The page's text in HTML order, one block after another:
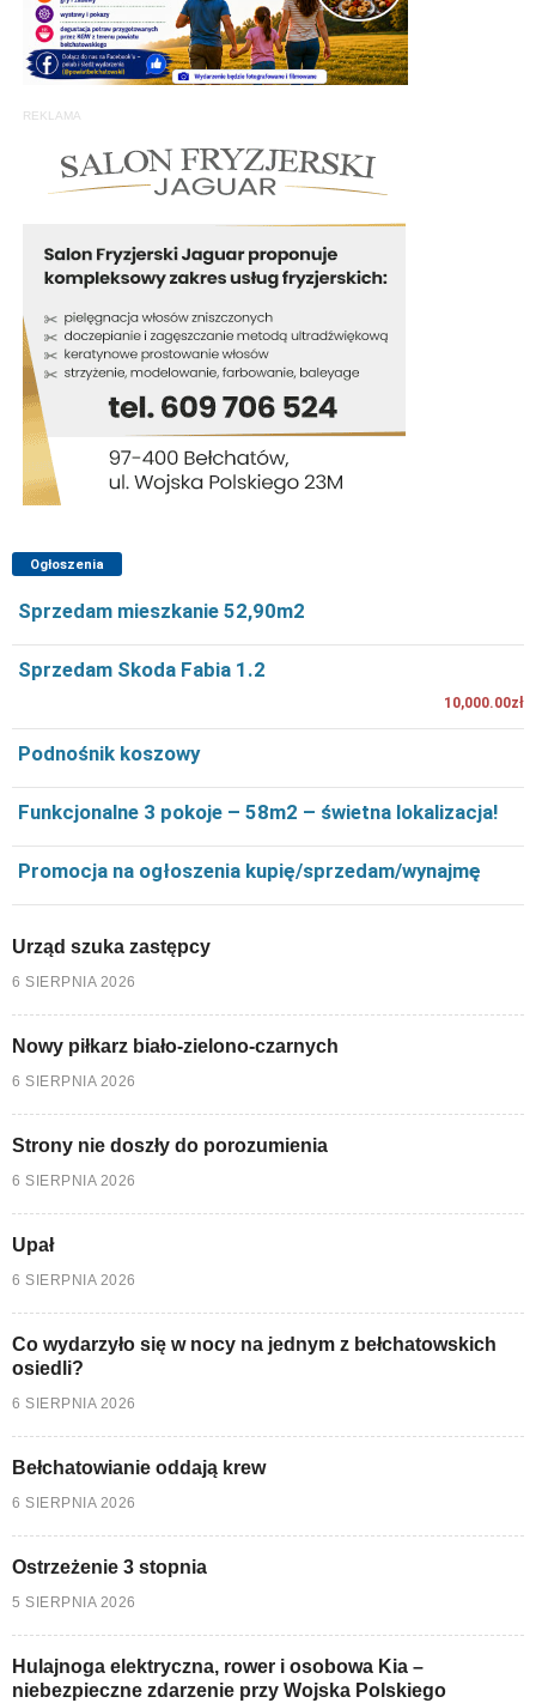
REKLAMA
Ogłoszenia
Sprzedam mieszkanie 52,90m2
Sprzedam Skoda Fabia 1.2
10,000.00zł
Podnośnik koszowy
Funkcjonalne 3 pokoje – 58m2 – świetna lokalizacja!
Promocja na ogłoszenia kupię/sprzedam/wynajmę
Urząd szuka zastępcy
6 SIERPNIA 2026
Nowy piłkarz biało-zielono-czarnych
6 SIERPNIA 2026
Strony nie doszły do porozumienia
6 SIERPNIA 2026
Upał
6 SIERPNIA 2026
Co wydarzyło się w nocy na jednym z bełchatowskich
osiedli?
6 SIERPNIA 2026
Bełchatowianie oddają krew
6 SIERPNIA 2026
Ostrzeżenie 3 stopnia
5 SIERPNIA 2026
Hulajnoga elektryczna, rower i osobowa Kia –
niebezpieczne zdarzenie przy Wojska Polskiego